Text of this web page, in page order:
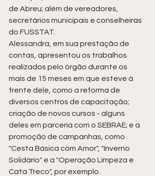
de Abreu; além de vereadores,
secretários municipais e conselheiras
do FUSSTAT.
Alessandra, em sua prestação de
contas, apresentou os trabalhos
realizados pelo órgão durante os
mais de 15 meses em que esteve à
frente dele, como a reforma de
diversos centros de capacitação;
criação de novos cursos - alguns
deles em parceria com o SEBRAE; e a
promoção de campanhas, como
"Cesta Básica com Amor", "Inverno
Solidário" e a "Operação Limpeza e
Cata Treco", por exemplo.